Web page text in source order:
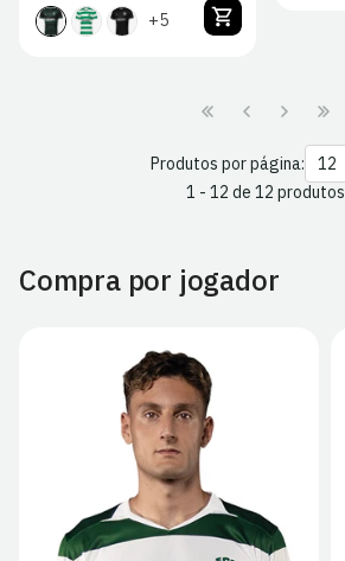
regular
de
venda
+5
Produtos por página:
1 - 12 de 12 produtos
Compra por jogador